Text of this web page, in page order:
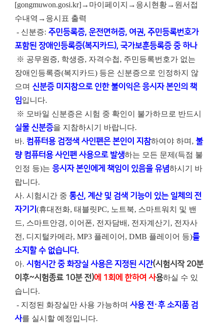
[gongmuwon.gosi.kr]→마이페이지→응시현황→원서접
수내역→응시표 출력
- 신분증: 주민등록증, 운전면허증, 여권, 주민등록번호가
포함된 장애인등록증(복지카드), 국가보훈등록증 중 하나
※ 공무원증, 학생증, 자격수첩, 주민등록번호가 없는
장애인등록증(복지카드) 등은 신분증으로 인정하지 않
으며 신분증 미지참으로 인한 불이익은 응시자 본인의 책
임입니다.
※ 모바일 신분증은 시험 중 확인이 불가하므로 반드시
실물 신분증을 지참하시기 바랍니다.
바. 컴퓨터용 검정색 사인펜은 본인이 지참하여야 하며, 불
량 컴퓨터용 사인펜 사용으로 발생하는 모든 문제(득점 불
인정 등)는 응시자 본인에게 책임이 있음을 유념하시기 바
랍니다.
사. 시험시간 중 통신, 계산 및 검색 기능이 있는 일체의 전
자기기 (휴대전화, 태블릿PC, 노트북, 스마트워치 및 밴
드, 스마트안경, 이어폰, 전자담배, 전자계산기, 전자사
전, 디지털카메라, MP3 플레이어, DMB 플레이어 등)를
소지할 수 없습니다.
아. 시험시간 중 화장실 사용은 지정된 시간(시험시작 20분
이후~시험종료 10분 전)에 1회에 한하여 사용하실 수 있
습니다.
- 지정된 화장실만 사용 가능하며 사용 전·후 소지품 검
사를 실시할 예정입니다.